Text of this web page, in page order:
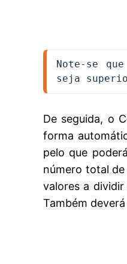
Note-se
seja
De seguida, o
forma
pelo que
número total
valores a
Também